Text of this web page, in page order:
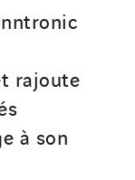
rajoute
à son